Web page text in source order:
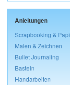
Anleitungen
Scrapbooking &
Malen & Zeichnen
Bullet Journaling
Basteln
Handarbeiten